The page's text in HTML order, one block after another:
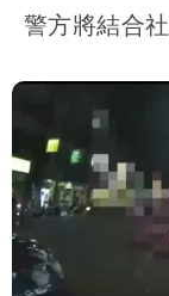
警方將結合